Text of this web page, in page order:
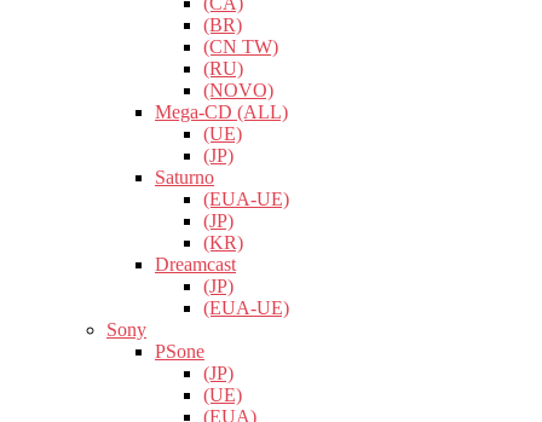
(BR)
(CN TW)
(RU)
(NOVO)
Mega-CD (ALL)
(UE)
(JP)
Saturno
(EUA-UE)
(JP)
(KR)
Dreamcast
(JP)
(EUA-UE)
Sony
PSone
(JP)
(UE)
(EUA)